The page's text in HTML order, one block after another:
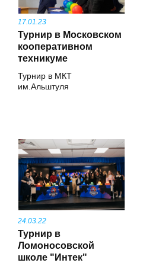
17.01.23
Турнир в Московском
кооперативном
техникуме
Турнир в МКТ
им.Альштуля
24.03.22
Турнир в
Ломоносовской
школе "Интек"